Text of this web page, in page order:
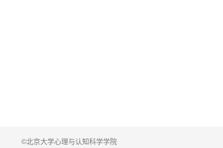
©北京大学心理与认知科学学院